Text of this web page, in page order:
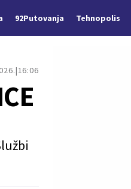
92Putovanja Tehnopolis
16:06